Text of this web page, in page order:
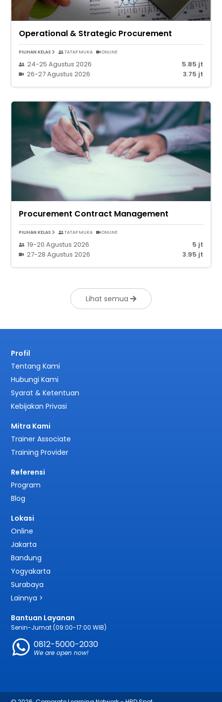
Operational & Strategic Procurement
PILIHAN KELAS TATAP MUKA ONLINE
24-25 Agustus 2026
5.85 jt
26-27 Agustus 2026
3.75 jt
Procurement Contract Management
PILIHAN KELAS TATAP MUKA ONLINE
19-20 Agustus 2026
5 jt
27-28 Agustus 2026
3.95 jt
Lihat semua
Profil
Tentang Kami
Hubungi Kami
Syarat & Ketentuan
Kebijakan Privasi
Mitra Kami
Trainer Associate
Training Provider
Referensi
Program
Blog
Lokasi
Online
Jakarta
Bandung
Yogyakarta
Surabaya
Lainnya >
Bantuan Layanan
Senin-Jumat (09:00-17:00 WIB)
0812-5000-2030
We are open now!